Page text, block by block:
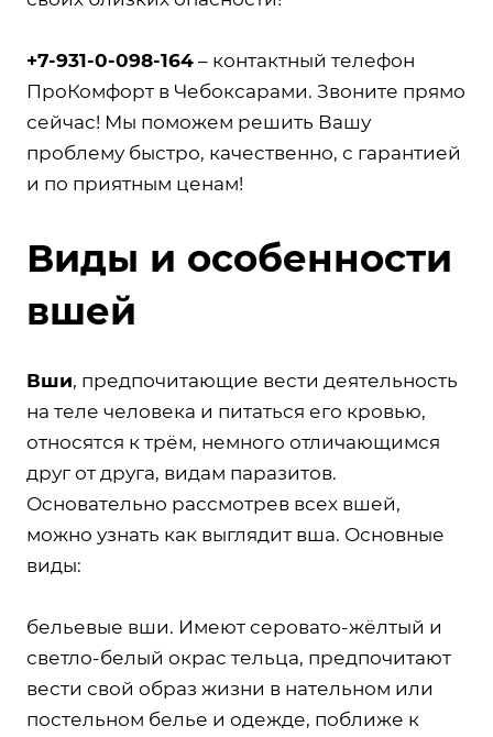
+7-931-0-098-164 – контактный телефон
ПроКомфорт в Чебоксарами. Звоните прямо
сейчас! Мы поможем решить Вашу
проблему быстро, качественно, с гарантией
и по приятным ценам!
Виды и особенности
вшей
Вши, предпочитающие вести деятельность
на теле человека и питаться его кровью,
относятся к трём, немного отличающимся
друг от друга, видам паразитов.
Основательно рассмотрев всех вшей,
можно узнать как выглядит вша. Основные
виды:
бельевые вши. Имеют серовато-жёлтый и
светло-белый окрас тельца, предпочитают
вести свой образ жизни в нательном или
постельном белье и одежде, поближе к